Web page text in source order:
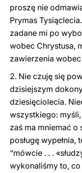
proszę nie
Prymas
zadane mi po
wobec Chrystusa,
zawierzenia
2. Nie czuję się
dzisiejszym
dziesięciolecia.
wszystkiego: myśli,
zaś ma mniemać
posługę wypełnia,
“mówcie . . . «
wykonaliśmy to,